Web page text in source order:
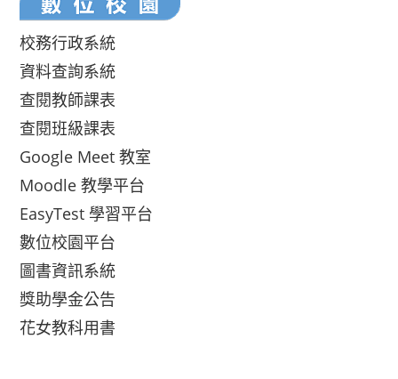
校務行政系統
資料查詢系統
查閱教師課表
查閱班級課表
Google Meet 教室
Moodle 教學平台
EasyTest 學習平台
數位校園平台
圖書資訊系統
獎助學金公告
花女教科用書